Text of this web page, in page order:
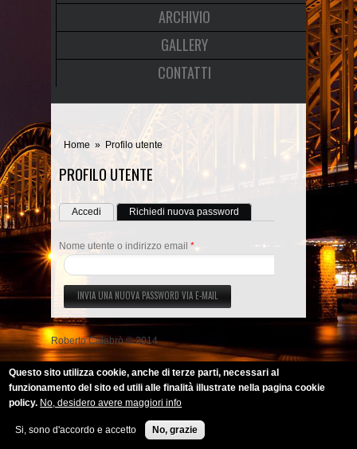
ARCHIVIO
GALLERY
CONTATTI
Home » Profilo utente
PROFILO UTENTE
SCHEDE PRIMARIE
Accedi Richiedi nuova password
Nome utente o indirizzo email *
Roberto Calabrò © 2014
Questo sito utilizza cookie, anche di terze parti, necessari al
funzionamento del sito ed utili alle finalità illustrate nella pagina cookie
policy. No, desidero avere maggiori info
Si, sono d'accordo e accetto No, grazie